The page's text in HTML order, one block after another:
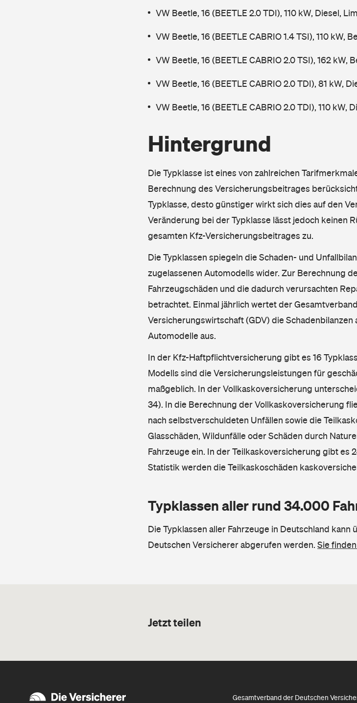
VW Beetle, 16 (BEETLE 2.0 TDI), 110 kW, Diesel,
VW Beetle, 16 (BEETLE CABRIO 1.4 TSI), 110 kW,
VW Beetle, 16 (BEETLE CABRIO 2.0 TSI), 162 kW,
VW Beetle, 16 (BEETLE CABRIO 2.0 TDI), 81 kW,
VW Beetle, 16 (BEETLE CABRIO 2.0 TDI), 110 kW,
Hintergrund
Die Typklasse ist eines von zahlreichen
Berechnung des Versicherungsbeitrages
Typklasse, desto günstiger wirkt sich dies auf den
Veränderung bei der Typklasse lässt jedoch keinen
gesamten Kfz-Versicherungsbeitrages zu.
Die Typklassen spiegeln die Schaden- und
zugelassenen Automodells wider. Zur Berechnung
Fahrzeugschäden und die dadurch verursachten
betrachtet. Einmal jährlich wertet der
Versicherungswirtschaft (GDV) die Schadenbilanzen
Automodelle aus.
In der Kfz-Haftpflichtversicherung gibt es 16
Modells sind die Versicherungsleistungen für
maßgeblich. In der Vollkaskoversicherung
34). In die Berechnung der Vollkaskoversicherung
nach selbstverschuldeten Unfällen sowie die
Glasschäden, Wildunfälle oder Schäden durch
Fahrzeuge ein. In der Teilkaskoversicherung gibt es
Statistik werden die Teilkaskoschäden
Typklassen aller rund 34.000
Die Typklassen aller Fahrzeuge in Deutschland
Deutschen Versicherer abgerufen werden. Sie
Jetzt teilen
Gesamtverband der Deutschen